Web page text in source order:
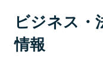
ビジネス・
情報